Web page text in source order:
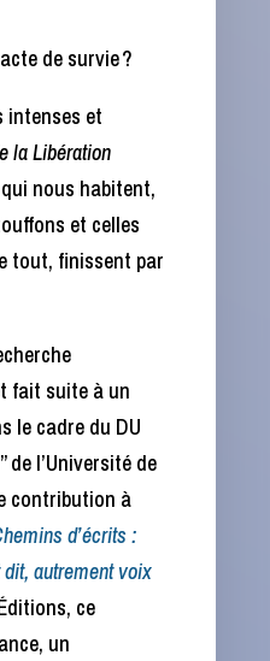
de survie ?
intenses et
la Libération
nous habitent,
et celles
tout, finissent par
fait suite à un
le cadre du DU
de l’Université de
contribution à
d’écrits :
autrement voix
ce
un